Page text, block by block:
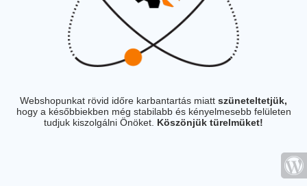
Webshopunkat rövid időre karbantartás miatt szüneteltetjük,
hogy a későbbiekben még stabilabb és kényelmesebb felületen
tudjuk kiszolgálni Önöket. Köszönjük türelmüket!